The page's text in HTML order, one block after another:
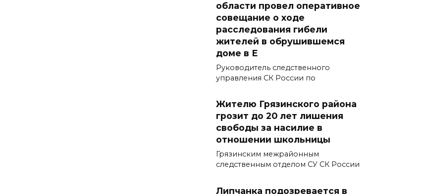
области провел оперативное
совещание о ходе
расследования гибели
жителей в обрушившемся
доме в Е
Руководитель следственного
управления СК России по
Жителю Грязинского района
грозит до 20 лет лишения
свободы за насилие в
отношении школьницы
Грязинским межрайонным
следственным отделом СУ СК России
Липчанка подозревается в